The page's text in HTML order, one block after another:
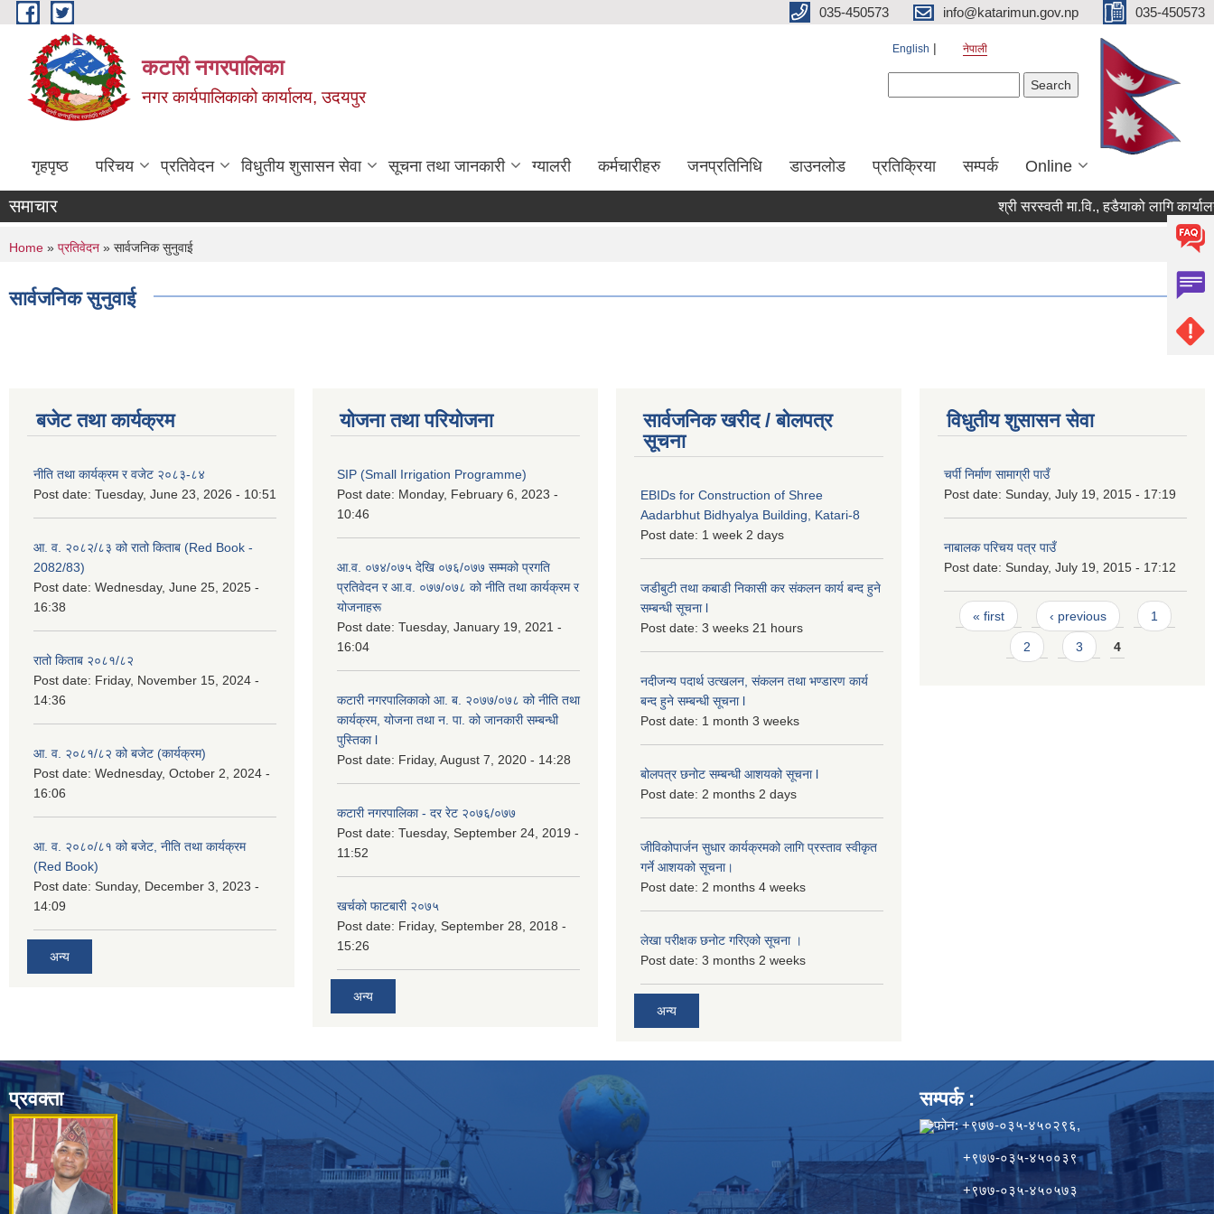
Skip to main content 035-450573 info@katarimun.gov.np 035-450573
कटारी नगरपालिका
नगर कार्यपालिकाको कार्यालय, उदयपुर
English नेपाली
गृहपृष्ठ परिचय प्रतिवेदन विधुतीय शुसासन सेवा सूचना तथा जानकारी ग्यालरी कर्मचारीहरु जनप्रतिनिधि डाउनलोड प्रतिक्रिया सम्पर्क Online
समाचार श्री सरस्वती मा.वि., हडैयाको लागि
You are here
Home » प्रतिवेदन » सार्वजनिक सुनुवाई
सार्वजनिक सुनुवाई
बजेट तथा कार्यक्रम
नीति तथा कार्यक्रम र वजेट २०८३-८४
Post date: Tuesday, June 23, 2026 - 10:51
आ. व. २०८२/८३ को रातो किताब (Red Book -
2082/83)
Post date: Wednesday, June 25, 2025 -
16:38
रातो किताब २०८१/८२
Post date: Friday, November 15, 2024 -
14:36
आ. व. २०८१/८२ को बजेट (कार्यक्रम)
Post date: Wednesday, October 2, 2024 -
16:06
आ. व. २०८०/८१ को बजेट, नीति तथा कार्यक्रम
(Red Book)
Post date: Sunday, December 3, 2023 -
14:09
अन्य
योजना तथा परियोजना
SIP (Small Irrigation Programme)
Post date: Monday, February 6, 2023 -
10:46
आ.व. ०७४/०७५ देखि ०७६/०७७ सम्मको प्रगति
प्रतिवेदन र आ.व. ०७७/०७८ को नीति तथा कार्यक्रम र
योजनाहरू
Post date: Tuesday, January 19, 2021 -
16:04
कटारी नगरपालिकाको आ. ब. २०७७/०७८ को नीति तथा
कार्यक्रम, योजना तथा न. पा. को जानकारी सम्बन्धी
पुस्तिका l
Post date: Friday, August 7, 2020 - 14:28
कटारी नगरपालिका - दर रेट २०७६/०७७
Post date: Tuesday, September 24, 2019 -
11:52
खर्चको फाटबारी २०७५
Post date: Friday, September 28, 2018 -
15:26
अन्य
सार्वजनिक खरीद / बोलपत्र
सूचना
EBIDs for Construction of Shree
Aadarbhut Bidhyalya Building, Katari-8
Post date: 1 week 2 days
जडीबुटी तथा कबाडी निकासी कर संकलन कार्य बन्द हुने
सम्बन्धी सूचना l
Post date: 3 weeks 21 hours
नदीजन्य पदार्थ उत्खलन, संकलन तथा भण्डारण कार्य
बन्द हुने सम्बन्धी सूचना l
Post date: 1 month 3 weeks
बोलपत्र छनोट सम्बन्धी आशयको सूचना l
Post date: 2 months 2 days
जीविकोपार्जन सुधार कार्यक्रमको लागि प्रस्ताव स्वीकृत
गर्ने आशयको सूचना।
Post date: 2 months 4 weeks
लेखा परीक्षक छनोट गरिएको सूचना ।
Post date: 3 months 2 weeks
अन्य
विधुतीय शुसासन सेवा
चर्पी निर्माण सामाग्री पाउँ
Post date: Sunday, July 19, 2015 - 17:19
नाबालक परिचय पत्र पाउँ
Post date: Sunday, July 19, 2015 - 17:12
Pages
« first ‹ previous 1
2 3 4
प्रवक्ता सम्पर्क :
फोन: +९७७-०३५-४५०२९६,
+९७७-०३५-४५००३९
+९७७-०३५-४५०५७३